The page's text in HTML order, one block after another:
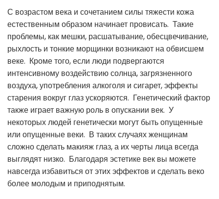
С возрастом века и сочетанием силы тяжести кожа
естественным образом начинает провисать. Такие
проблемы, как мешки, расшатывание, обесцвечивание,
рыхлость и тонкие морщинки возникают на обвисшем
веке. Кроме того, если люди подвергаются
интенсивному воздействию солнца, загрязненного
воздуха, употребления алкоголя и сигарет, эффекты
старения вокруг глаз ускоряются. Генетический фактор
также играет важную роль в опускании век. У
некоторых людей генетически могут быть опущенные
или опущенные веки. В таких случаях женщинам
сложно сделать макияж глаз, а их черты лица всегда
выглядят низко. Благодаря эстетике век вы можете
навсегда избавиться от этих эффектов и сделать веко
более молодым и приподнятым.